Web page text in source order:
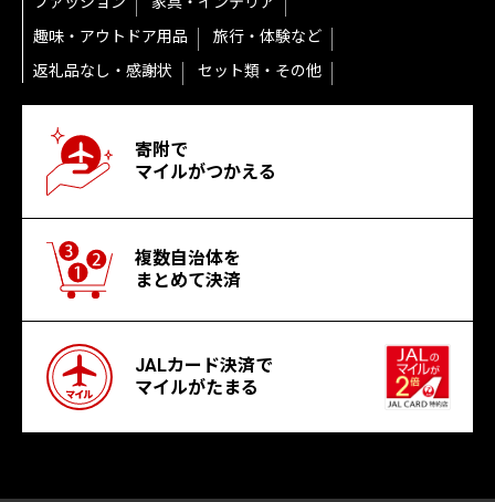
趣味・アウトドア用品
旅行・体験など
返礼品なし・感謝状
セット類・その他
寄附で
マイルがつかえる
複数自治体を
まとめて決済
JALカード決済で
マイルがたまる